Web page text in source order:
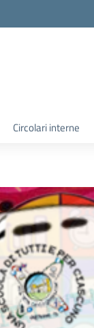
Circolari interne